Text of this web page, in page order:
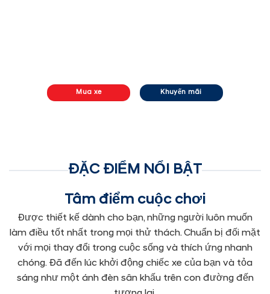
Mua xe Khuyến mãi
ĐẶC ĐIỂM NỔI BẬT
Tâm điểm cuộc chơi
Được thiết kế dành cho bạn, những người luôn muốn
làm điều tốt nhất trong mọi thử thách. Chuẩn bị đối mặt
với mọi thay đổi trong cuộc sống và thích ứng nhanh
chóng. Đã đến lúc khởi động chiếc xe của bạn và tỏa
sáng như một ánh đèn sân khấu trên con đường đến